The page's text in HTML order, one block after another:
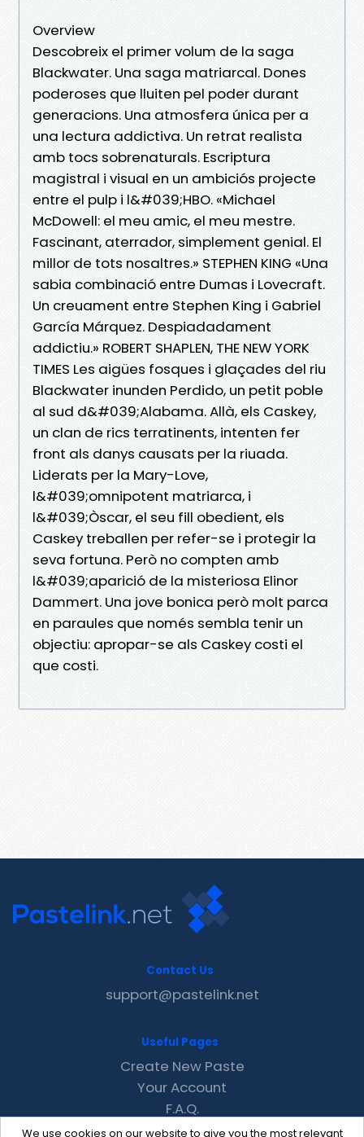
Overview
Descobreix el primer volum de la saga
Blackwater. Una saga matriarcal. Dones
poderoses que lluiten pel poder durant
generacions. Una atmosfera única per a
una lectura addictiva. Un retrat realista
amb tocs sobrenaturals. Escriptura
magistral i visual en un ambiciós projecte
entre el pulp i l&#039;HBO. «Michael
McDowell: el meu amic, el meu mestre.
Fascinant, aterrador, simplement genial. El
millor de tots nosaltres.» STEPHEN KING «Una
sabia combinació entre Dumas i Lovecraft.
Un creuament entre Stephen King i Gabriel
García Márquez. Despiadadament
addictiu.» ROBERT SHAPLEN, THE NEW YORK
TIMES Les aigües fosques i glaçades del riu
Blackwater inunden Perdido, un petit poble
al sud d&#039;Alabama. Allà, els Caskey,
un clan de rics terratinents, intenten fer
front als danys causats per la riuada.
Liderats per la Mary-Love,
l&#039;omnipotent matriarca, i
l&#039;Òscar, el seu fill obedient, els
Caskey treballen per refer-se i protegir la
seva fortuna. Però no compten amb
l&#039;aparició de la misteriosa Elinor
Dammert. Una jove bonica però molt parca
en paraules que només sembla tenir un
objectiu: apropar-se als Caskey costi el
que costi.
We use cookies on our website to give you the most relevant
Contact Us
support@pastelink.net
Useful Pages
Create New Paste
Your Account
F.A.Q.
Recent